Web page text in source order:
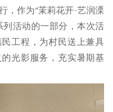
态
装
宣讲 研究阐释
科
，作为“茉莉花开·艺润溧
列活动的一部分，本次活
工程，为村民送上兼具
光影服务，充实暑期基